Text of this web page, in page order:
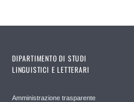
DIPARTIMENTO DI STUDI
LINGUISTICI E LETTERARI
Amministrazione trasparente